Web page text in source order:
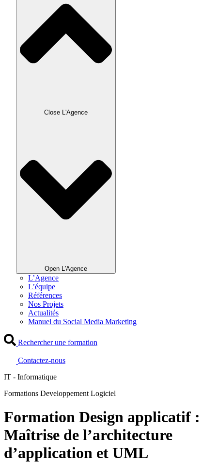
Close L'Agence
Open L'Agence
L’Agence
L’équipe
Références
Nos Projets
Actualités
Manuel du Social Media Marketing
Rechercher une formation
Contactez-nous
IT - Informatique
Formations Developpement Logiciel
Formation Design applicatif :
Maîtrise de l’architecture
d’application et UML